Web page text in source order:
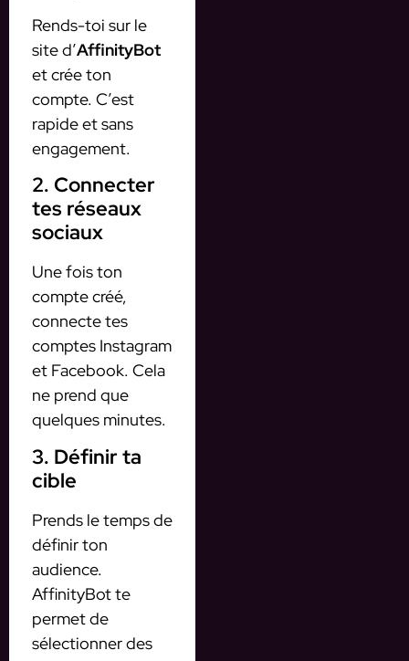
Rends-toi sur le
site d’AffinityBot
et crée ton
compte. C’est
rapide et sans
engagement.
2. Connecter
tes réseaux
sociaux
Une fois ton
compte créé,
connecte tes
comptes Instagram
et Facebook. Cela
ne prend que
quelques minutes.
3. Définir ta
cible
Prends le temps de
définir ton
audience.
AffinityBot te
permet de
sélectionner des